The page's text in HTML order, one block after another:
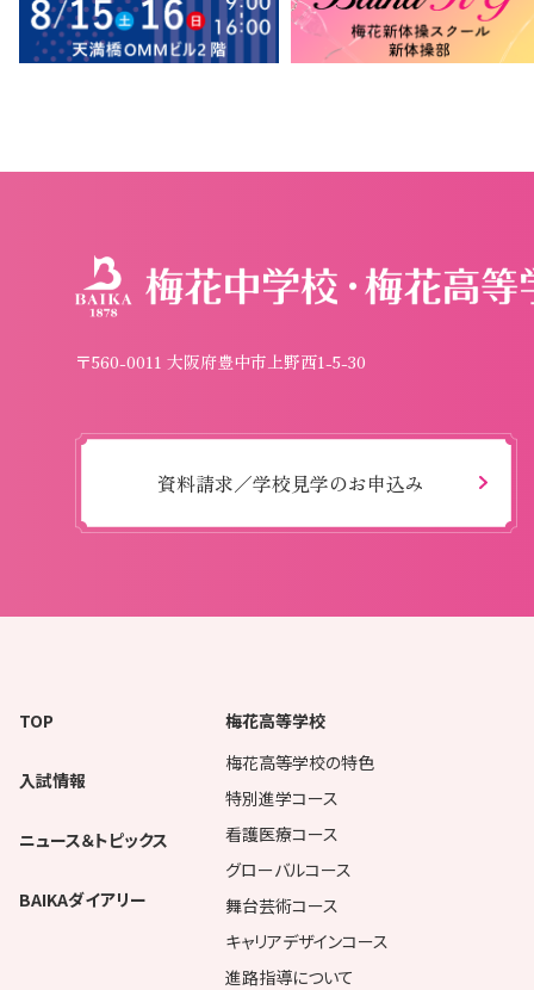
〒560-0011 大阪府豊中市上野西1-5-30
資料請求／学校見学のお申込み
TOP
入試情報
ニュース＆トピックス
BAIKAダイアリー
梅花高等学校
梅花高等学校の特色
特別進学コース
看護医療コース
グローバルコース
舞台芸術コース
キャリアデザインコース
進路指導について